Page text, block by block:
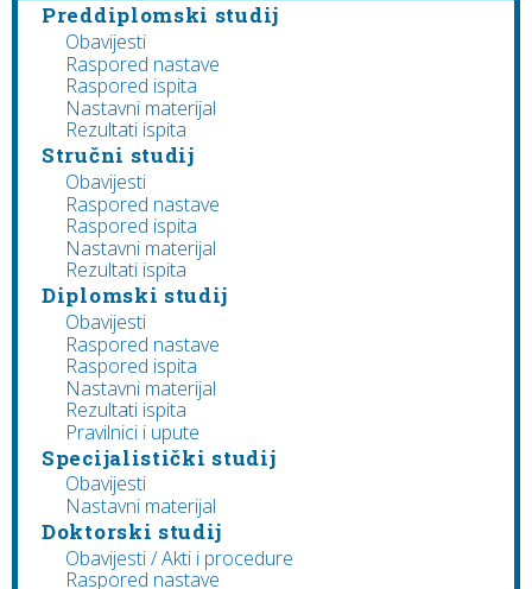
Preddiplomski studij
Obavijesti
Raspored nastave
Raspored ispita
Nastavni materijal
Rezultati ispita
Stručni studij
Obavijesti
Raspored nastave
Raspored ispita
Nastavni materijal
Rezultati ispita
Diplomski studij
Obavijesti
Raspored nastave
Raspored ispita
Nastavni materijal
Rezultati ispita
Pravilnici i upute
Specijalistički studij
Obavijesti
Nastavni materijal
Doktorski studij
Obavijesti / Akti i procedure
Raspored nastave